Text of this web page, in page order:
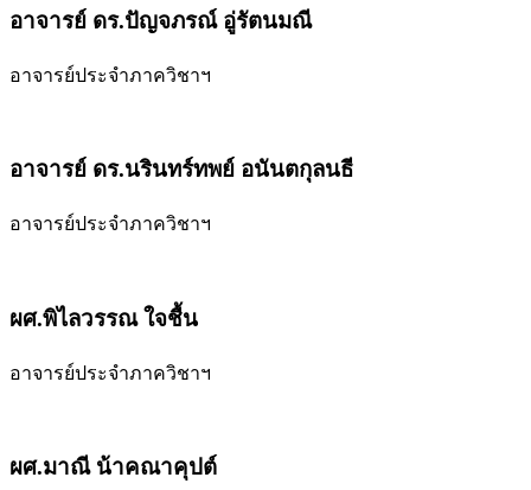
อาจารย์ ดร.ปัญจภรณ์ อู่รัตนมณี
อาจารย์ประจำภาควิชาฯ
อาจารย์ ดร.นรินทร์ทพย์ อนันตกุลนธี
อาจารย์ประจำภาควิชาฯ
ผศ.พิไลวรรณ ใจชื้น
อาจารย์ประจำภาควิชาฯ
ผศ.มาณี น้าคณาคุปต์